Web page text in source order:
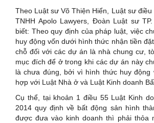
Theo Luật sư Võ Thiện Hiển, Luật sư
TNHH Apolo Lawyers, Đoàn Luật sư
biết: Theo quy định của pháp luật, việc
huy động vốn dưới hình thức nhận tiền
chỗ đối với các dự án là nhà chung cư,
mục đích để ở trong khi các dự án này
là chưa đúng, bởi vì hình thức huy động
hợp với Luật Nhà ở và Luật Kinh doanh
Cụ thể, tại khoản 1 điều 55 Luật Kinh
2014 quy định về bất động sản hình
được đưa vào kinh doanh thì phải thỏa